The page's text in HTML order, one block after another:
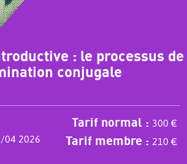
: le processus de
conjugale
04 2026
Tarif normal : 300 €
Tarif membre : 210 €